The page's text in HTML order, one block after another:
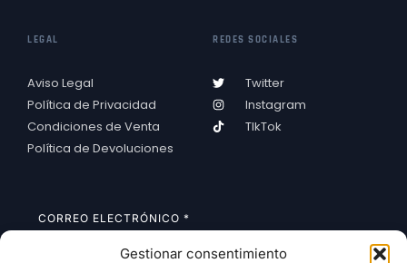
Gestionar consentimiento
LEGAL
Aviso Legal
Política de Privacidad
Condiciones de Venta
Política de Devoluciones
REDES SOCIALES
Twitter
Instagram
TIkTok
CORREO ELECTRÓNICO *